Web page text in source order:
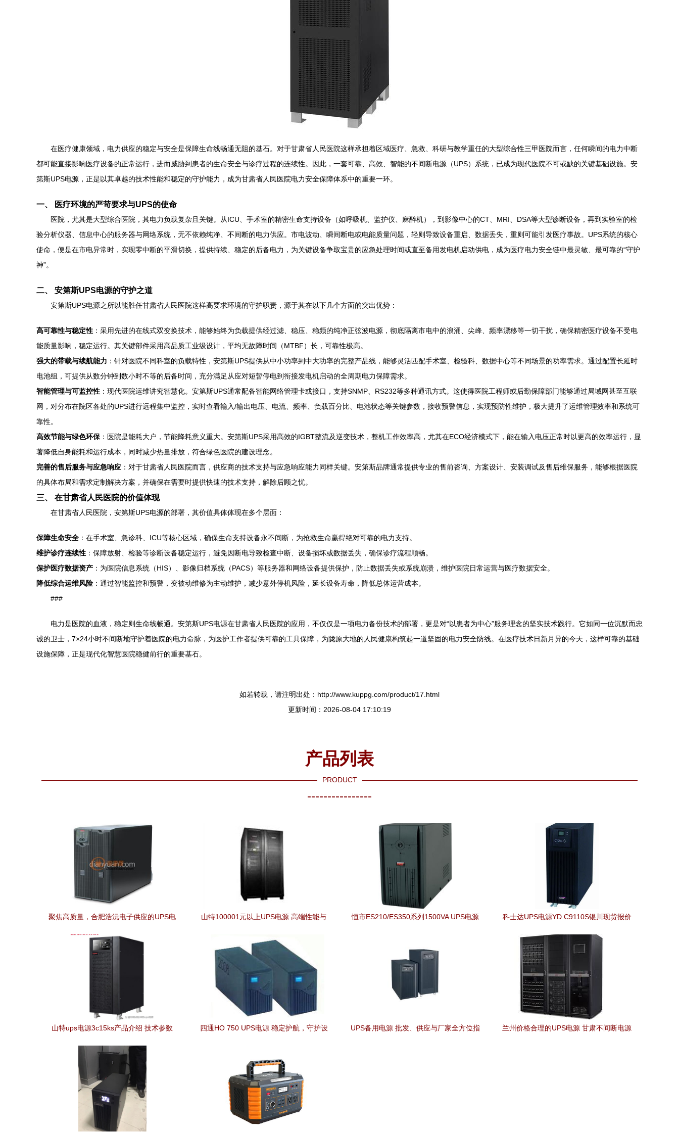
在医疗健康领域，电力供应的稳定与安全是保障生命线畅通无阻的基石。对于甘肃省人民医院这样承担着区域医疗、急救、科研与教学重任的大型综合性三甲医院而言，任何瞬间的电力中断
都可能直接影响医疗设备的正常运行，进而威胁到患者的生命安全与诊疗过程的连续性。因此，一套可靠、高效、智能的不间断电源（UPS）系统，已成为现代医院不可或缺的关键基础设施。安
第斯UPS电源，正是以其卓越的技术性能和稳定的守护能力，成为甘肃省人民医院电力安全保障体系中的重要一环。
一、 医疗环境的严苛要求与UPS的使命
医院，尤其是大型综合医院，其电力负载复杂且关键。从ICU、手术室的精密生命支持设备（如呼吸机、监护仪、麻醉机），到影像中心的CT、MRI、DSA等大型诊断设备，再到实验室的检
验分析仪器、信息中心的服务器与网络系统，无不依赖纯净、不间断的电力供应。市电波动、瞬间断电或电能质量问题，轻则导致设备重启、数据丢失，重则可能引发医疗事故。UPS系统的核心
使命，便是在市电异常时，实现零中断的平滑切换，提供持续、稳定的后备电力，为关键设备争取宝贵的应急处理时间或直至备用发电机启动供电，成为医疗电力安全链中最灵敏、最可靠的“守护
神”。
二、 安第斯UPS电源的守护之道
安第斯UPS电源之所以能胜任甘肃省人民医院这样高要求环境的守护职责，源于其在以下几个方面的突出优势：
高可靠性与稳定性 ：采用先进的在线式双变换技术，能够始终为负载提供经过滤、稳压、稳频的纯净正弦波电源，彻底隔离市电中的浪涌、尖峰、频率漂移等一切干扰，确保精密医疗设备不受电
能质量影响，稳定运行。其关键部件采用高品质工业级设计，平均无故障时间（MTBF）长，可靠性极高。
强大的带载与续航能力 ：针对医院不同科室的负载特性，安第斯UPS提供从中小功率到中大功率的完整产品线，能够灵活匹配手术室、检验科、数据中心等不同场景的功率需求。通过配置长延时
电池组，可提供从数分钟到数小时不等的后备时间，充分满足从应对短暂停电到衔接发电机启动的全周期电力保障需求。
智能管理与可监控性 ：现代医院运维讲究智慧化。安第斯UPS通常配备智能网络管理卡或接口，支持SNMP、RS232等多种通讯方式。这使得医院工程师或后勤保障部门能够通过局域网甚至互联
网，对分布在院区各处的UPS进行远程集中监控，实时查看输入/输出电压、电流、频率、负载百分比、电池状态等关键参数，接收预警信息，实现预防性维护，极大提升了运维管理效率和系统可
靠性。
高效节能与绿色环保 ：医院是能耗大户，节能降耗意义重大。安第斯UPS采用高效的IGBT整流及逆变技术，整机工作效率高，尤其在ECO经济模式下，能在输入电压正常时以更高的效率运行，显
著降低自身能耗和运行成本，同时减少热量排放，符合绿色医院的建设理念。
完善的售后服务与应急响应 ：对于甘肃省人民医院而言，供应商的技术支持与应急响应能力同样关键。安第斯品牌通常提供专业的售前咨询、方案设计、安装调试及售后维保服务，能够根据医院
的具体布局和需求定制解决方案，并确保在需要时提供快速的技术支持，解除后顾之忧。
三、 在甘肃省人民医院的价值体现
在甘肃省人民医院，安第斯UPS电源的部署，其价值具体体现在多个层面：
保障生命安全 ：在手术室、急诊科、ICU等核心区域，确保生命支持设备永不间断，为抢救生命赢得绝对可靠的电力支持。
维护诊疗连续性 ：保障放射、检验等诊断设备稳定运行，避免因断电导致检查中断、设备损坏或数据丢失，确保诊疗流程顺畅。
保护医疗数据资产 ：为医院信息系统（HIS）、影像归档系统（PACS）等服务器和网络设备提供保护，防止数据丢失或系统崩溃，维护医院日常运营与医疗数据安全。
降低综合运维风险 ：通过智能监控和预警，变被动维修为主动维护，减少意外停机风险，延长设备寿命，降低总体运营成本。
###
电力是医院的血液，稳定则生命线畅通。安第斯UPS电源在甘肃省人民医院的应用，不仅仅是一项电力备份技术的部署，更是对“以患者为中心”服务理念的坚实技术践行。它如同一位沉默而忠
诚的卫士，7×24小时不间断地守护着医院的电力命脉，为医护工作者提供可靠的工具保障，为陇原大地的人民健康构筑起一道坚固的电力安全防线。在医疗技术日新月异的今天，这样可靠的基础
设施保障，正是现代化智慧医院稳健前行的重要基石。
如若转载，请注明出处：http://www.kuppg.com/product/17.html
更新时间：2026-08-04 17:10:19
产品列表
PRODUCT
----------------
聚焦高质量，合肥浩沅电子供应的UPS电
山特100001元以上UPS电源 高端性能与
恒市ES210/ES350系列1500VA UPS电源
科士达UPS电源YD C9110S银川现货报价
山特ups电源3c15ks产品介绍 技术参数
四通HO 750 UPS电源 稳定护航，守护设
UPS备用电源 批发、供应与厂家全方位指
兰州价格合理的UPS电源 甘肃不间断电源